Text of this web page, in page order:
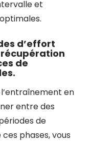
et
d’effort
de
en
entre des
de
phases, vous